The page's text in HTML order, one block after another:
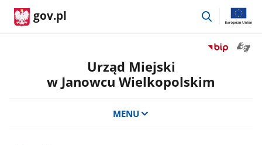
gov.pl
przejdź
Przejdź
Biuletyn
Urząd Miejski
w Janowcu Wielkopolskim
MENU